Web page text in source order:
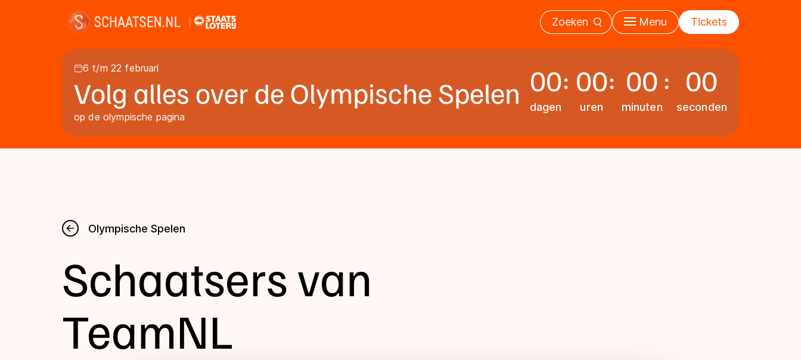
Zoeken Menu Tickets
Nieuws
Uitslagen
Tijden & historie
De weg op
6 t/m 22 februari
Volg alles over de Olympische Spelen
op de olympische pagina
00
dagen
00
uren
00
minuten
00
seconden
Olympische Spelen
Schaatsers van
TeamNL